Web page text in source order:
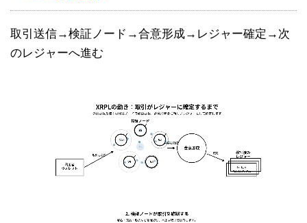
取引送信→検証ノード→合意形成→レジャー確定→次
のレジャーへ進む